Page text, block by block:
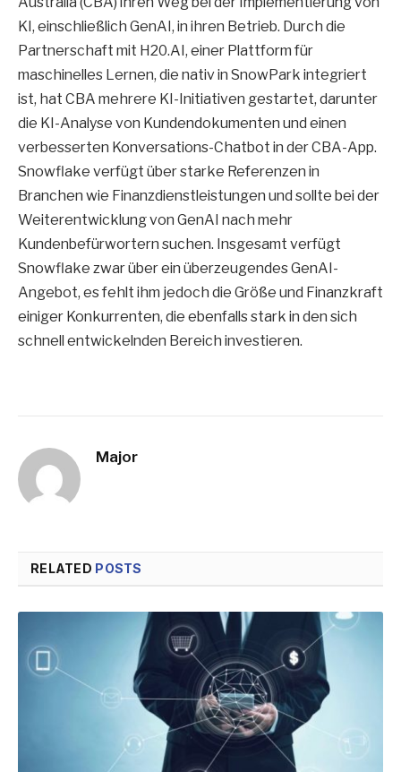
KI, einschließlich GenAI, in ihren Betrieb. Durch die
Partnerschaft mit H20.AI, einer Plattform für
maschinelles Lernen, die nativ in SnowPark integriert
ist, hat CBA mehrere KI-Initiativen gestartet, darunter
die KI-Analyse von Kundendokumenten und einen
verbesserten Konversations-Chatbot in der CBA-App.
Snowflake verfügt über starke Referenzen in
Branchen wie Finanzdienstleistungen und sollte bei der
Weiterentwicklung von GenAI nach mehr
Kundenbefürwortern suchen. Insgesamt verfügt
Snowflake zwar über ein überzeugendes GenAI-
Angebot, es fehlt ihm jedoch die Größe und Finanzkraft
einiger Konkurrenten, die ebenfalls stark in den sich
schnell entwickelnden Bereich investieren.
Major
RELATED POSTS